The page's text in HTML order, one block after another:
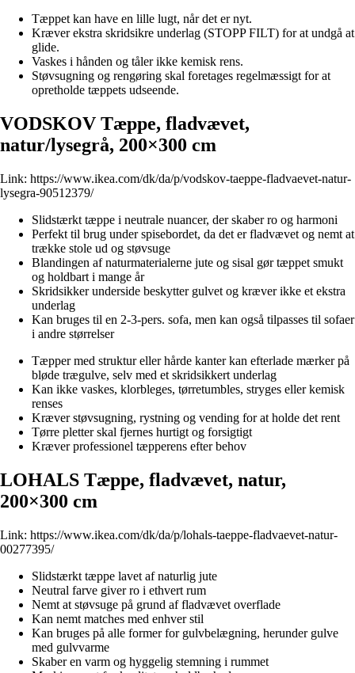
Tæppet kan have en lille lugt, når det er nyt.
Kræver ekstra skridsikre underlag (STOPP FILT) for at undgå at
glide.
Vaskes i hånden og tåler ikke kemisk rens.
Støvsugning og rengøring skal foretages regelmæssigt for at
opretholde tæppets udseende.
VODSKOV Tæppe, fladvævet,
natur/lysegrå, 200×300 cm
Link: https://www.ikea.com/dk/da/p/vodskov-taeppe-fladvaevet-natur-
lysegra-90512379/
Slidstærkt tæppe i neutrale nuancer, der skaber ro og harmoni
Perfekt til brug under spisebordet, da det er fladvævet og nemt at
trække stole ud og støvsuge
Blandingen af naturmaterialerne jute og sisal gør tæppet smukt
og holdbart i mange år
Skridsikker underside beskytter gulvet og kræver ikke et ekstra
underlag
Kan bruges til en 2-3-pers. sofa, men kan også tilpasses til sofaer
i andre størrelser
Tæpper med struktur eller hårde kanter kan efterlade mærker på
bløde trægulve, selv med et skridsikkert underlag
Kan ikke vaskes, klorbleges, tørretumbles, stryges eller kemisk
renses
Kræver støvsugning, rystning og vending for at holde det rent
Tørre pletter skal fjernes hurtigt og forsigtigt
Kræver professionel tæpperens efter behov
LOHALS Tæppe, fladvævet, natur,
200×300 cm
Link: https://www.ikea.com/dk/da/p/lohals-taeppe-fladvaevet-natur-
00277395/
Slidstærkt tæppe lavet af naturlig jute
Neutral farve giver ro i ethvert rum
Nemt at støvsuge på grund af fladvævet overflade
Kan nemt matches med enhver stil
Kan bruges på alle former for gulvbelægning, herunder gulve
med gulvvarme
Skaber en varm og hyggelig stemning i rummet